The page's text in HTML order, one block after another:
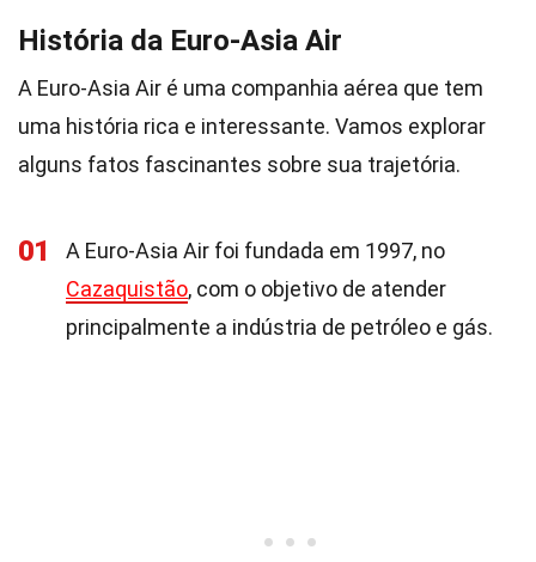
História da Euro-Asia Air
A Euro-Asia Air é uma companhia aérea que tem
uma história rica e interessante. Vamos explorar
alguns fatos fascinantes sobre sua trajetória.
01
A Euro-Asia Air foi fundada em 1997, no
Cazaquistão, com o objetivo de atender
principalmente a indústria de petróleo e gás.